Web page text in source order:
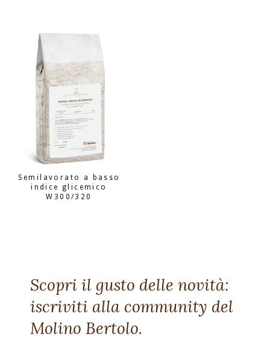
Semilavorato a basso
indice glicemico
W300/320
Scopri il gusto delle novità:
iscriviti alla community del
Molino Bertolo.